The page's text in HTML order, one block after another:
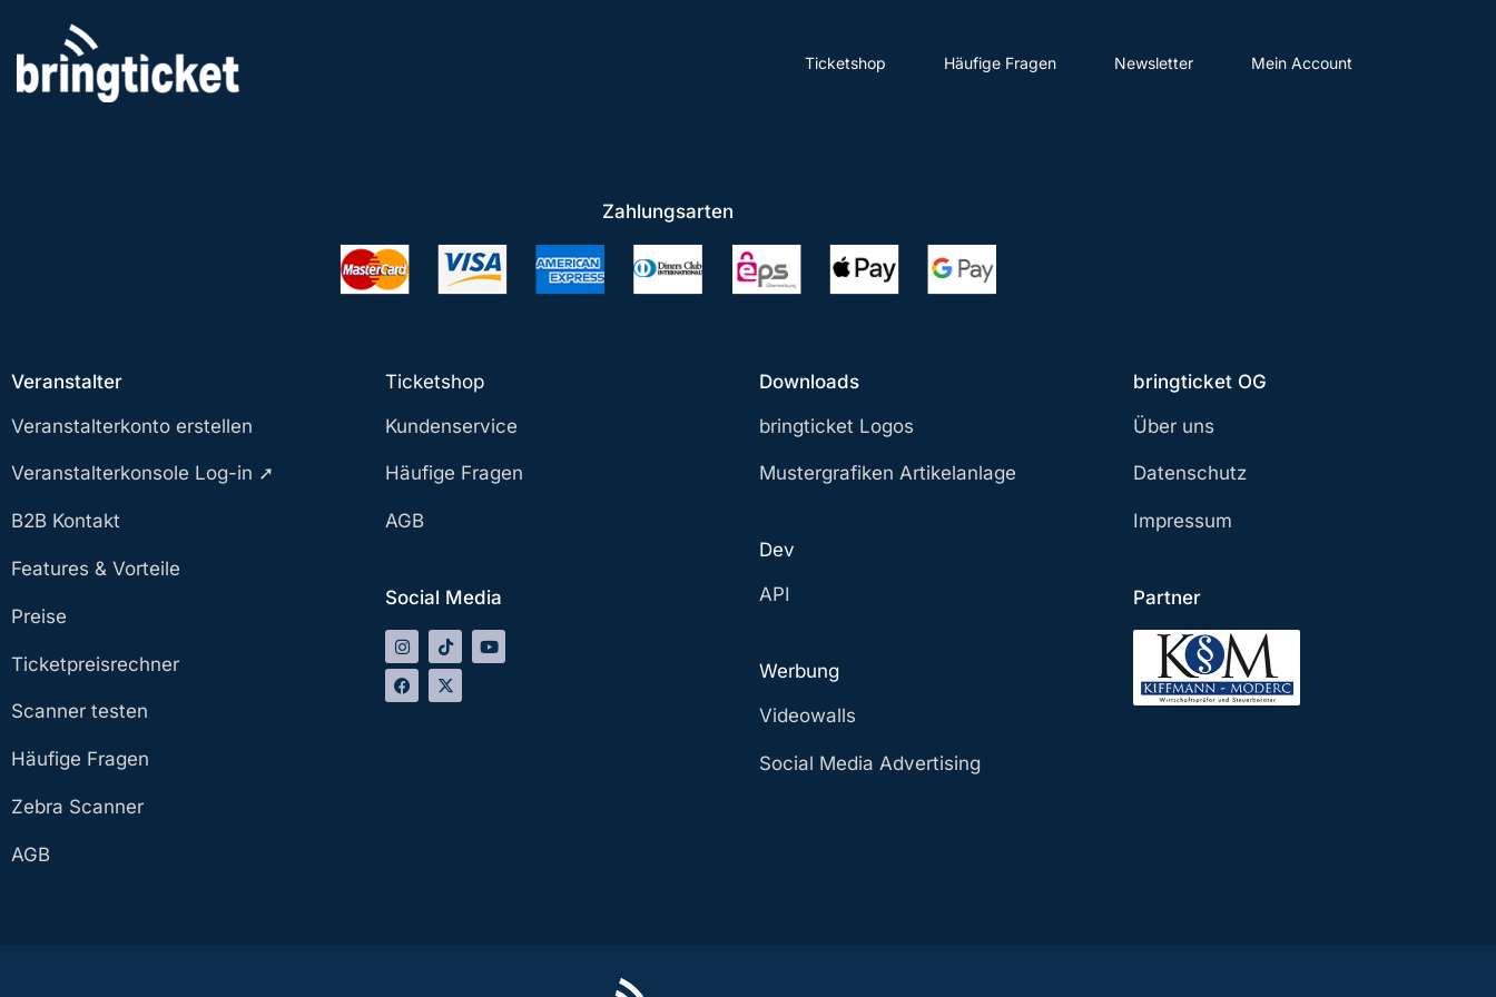
Zum
Inhalt
Ticketshop Häufige Fragen Newsletter Mein Account
Zahlungsarten
Veranstalter
Veranstalterkonto erstellen
Veranstalterkonsole Log-in ➚
B2B Kontakt
Features & Vorteile
Preise
Ticketpreisrechner
Scanner testen
Häufige Fragen
Zebra Scanner
AGB
Ticketshop
Kundenservice
Häufige Fragen
AGB
Social Media
Downloads
bringticket Logos
Mustergrafiken Artikelanlage
Dev
API
Werbung
Videowalls
Social Media Advertising
bringticket OG
Über uns
Datenschutz
Impressum
Partner